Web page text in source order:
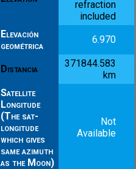
refraction
included
Elevación
geométrica
6.970
Distancia
371844.583
km
Satellite
Longitude
(The sat-
longitude
which gives
same azimuth
as the Moon)
Not
Available